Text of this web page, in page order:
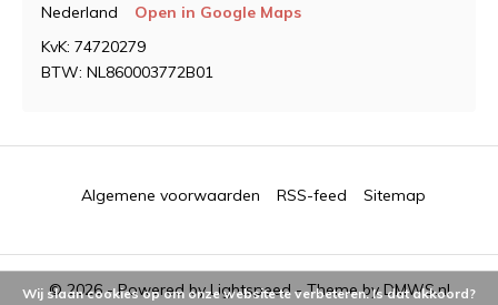
Nederland
Open in Google Maps
KvK: 74720279
BTW: NL860003772B01
© 2026 - Powered byLightspeed- Theme byDMWS.nl
Algemene voorwaarden RSS-feed Sitemap
Wij slaan cookies op om onze website te verbeteren. Is dat akkoord?